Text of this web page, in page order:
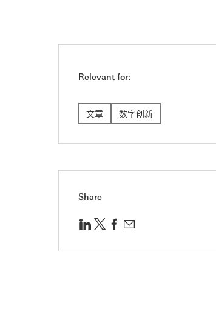
Relevant for:
文章 数字创新
Share